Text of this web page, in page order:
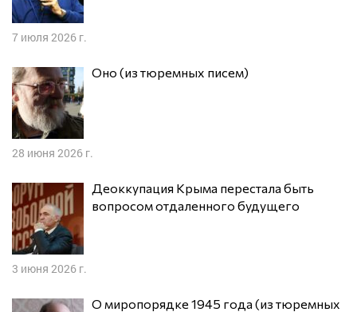
7 июля 2026 г.
Оно (из тюремных писем)
28 июня 2026 г.
Деоккупация Крыма перестала быть
вопросом отдаленного будущего
3 июня 2026 г.
О миропорядке 1945 года (из тюремных